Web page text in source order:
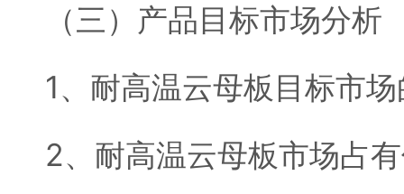
（三）产品目标市场分析
1、耐高温云母板目标市
2、耐高温云母板市场占